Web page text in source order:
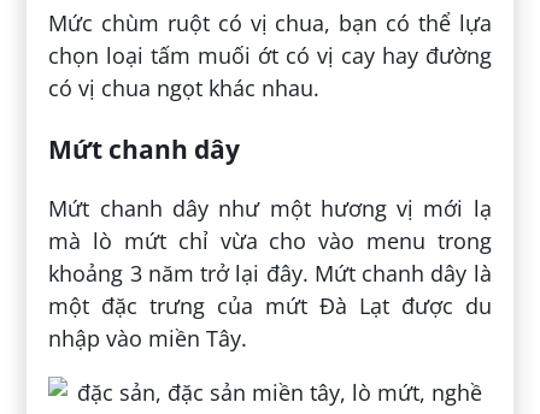
Mức chùm ruột có vị chua, bạn có thể lựa
chọn loại tấm muối ớt có vị cay hay đường
có vị chua ngọt khác nhau.
Mứt chanh dây
Mứt chanh dây như một hương vị mới lạ
mà lò mứt chỉ vừa cho vào menu trong
khoảng 3 năm trở lại đây. Mứt chanh dây là
một đặc trưng của mứt Đà Lạt được du
nhập vào miền Tây.